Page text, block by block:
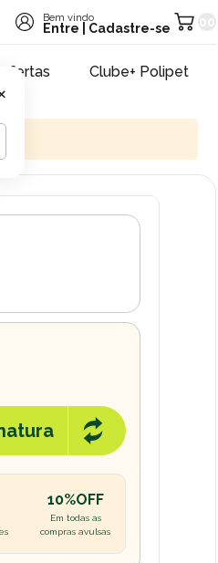
Bem vindo
Entre Cadastre-se
ofertas Clube+ Polipet
10%OFF
Em todas as
compras avulsas